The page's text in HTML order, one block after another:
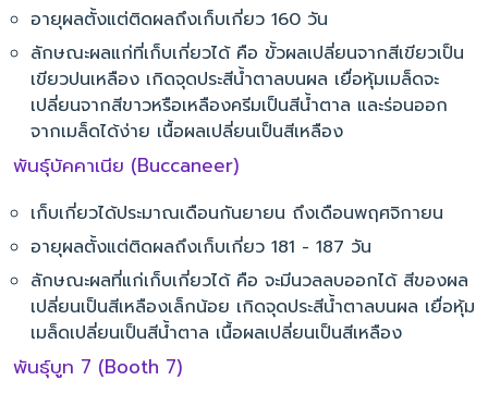
อายุผลตั้งแต่ติดผลถึงเก็บเกี่ยว 160 วัน
ลักษณะผลแก่ที่เก็บเกี่ยวได้ คือ ขั้วผลเปลี่ยนจากสีเขียวเป็น
เขียวปนเหลือง เกิดจุดประสีน้ำตาลบนผล เยื่อหุ้มเมล็ดจะ
เปลี่ยนจากสีขาวหรือเหลืองครีมเป็นสีน้ำตาล และร่อนออก
จากเมล็ดได้ง่าย เนื้อผลเปลี่ยนเป็นสีเหลือง
พันธุ์บัคคาเนีย (Buccaneer)
เก็บเกี่ยวได้ประมาณเดือนกันยายน ถึงเดือนพฤศจิกายน
อายุผลตั้งแต่ติดผลถึงเก็บเกี่ยว 181 - 187 วัน
ลักษณะผลที่แก่เก็บเกี่ยวได้ คือ จะมีนวลลบออกได้ สีของผล
เปลี่ยนเป็นสีเหลืองเล็กน้อย เกิดจุดประสีน้ำตาลบนผล เยื่อหุ้ม
เมล็ดเปลี่ยนเป็นสีน้ำตาล เนื้อผลเปลี่ยนเป็นสีเหลือง
พันธุ์บูท 7 (Booth 7)